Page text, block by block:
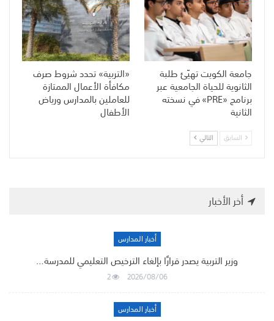
جامعة الكويت تهيّئ طلبة
الثانوية للحياة الجامعية عبر
برنامج «PRE» في نسخته
الثانية
«التربية» تحدد شروط صرف
مكافأة الأعمال الممتازة
للعاملين بالمدارس ورياض
الأطفال
السابق التالي
أخر الأخبار
أخبار المدارس
وزير التربية يصدر قرارًا بإلغاء الترخيص التعليمي للمدرسة…
2026/08/06
2
أخبار المدارس